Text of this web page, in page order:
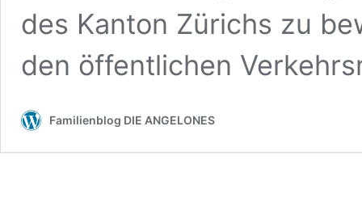
des Kanton Zürichs zu
den öffentlichen
Familienblog DIE ANGELONES